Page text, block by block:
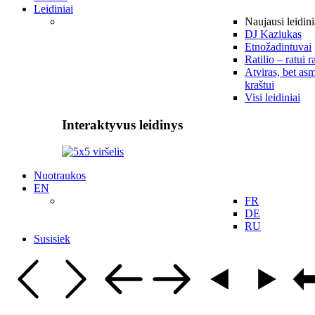
Leidiniai
Naujausi
DJ Kaziukas
Etnožadintuvai
Ratilio – ratui
Atviras, bet
kraštui
Visi leidiniai
Interaktyvus leidinys
Nuotraukos
EN
FR
DE
RU
Susisiek